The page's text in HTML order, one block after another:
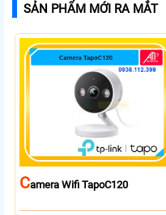
SẢN PHẨM MỚI RA MẮT
CAmera Wifi TapoC120